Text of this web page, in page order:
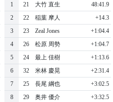
1 21 大竹 直生
48:41.9
2
22 稲葉 摩人
+14.3
3
23 Zeal Jones
+1:04.4
4
26 松原 周勢
+1:04.7
5
24 最上 佳樹
+1:13.6
6
32 米林 慶晃
+2:31.4
7
25 長尾 綱也
+3:02.5
8
29 奥井 優介
+3:32.5